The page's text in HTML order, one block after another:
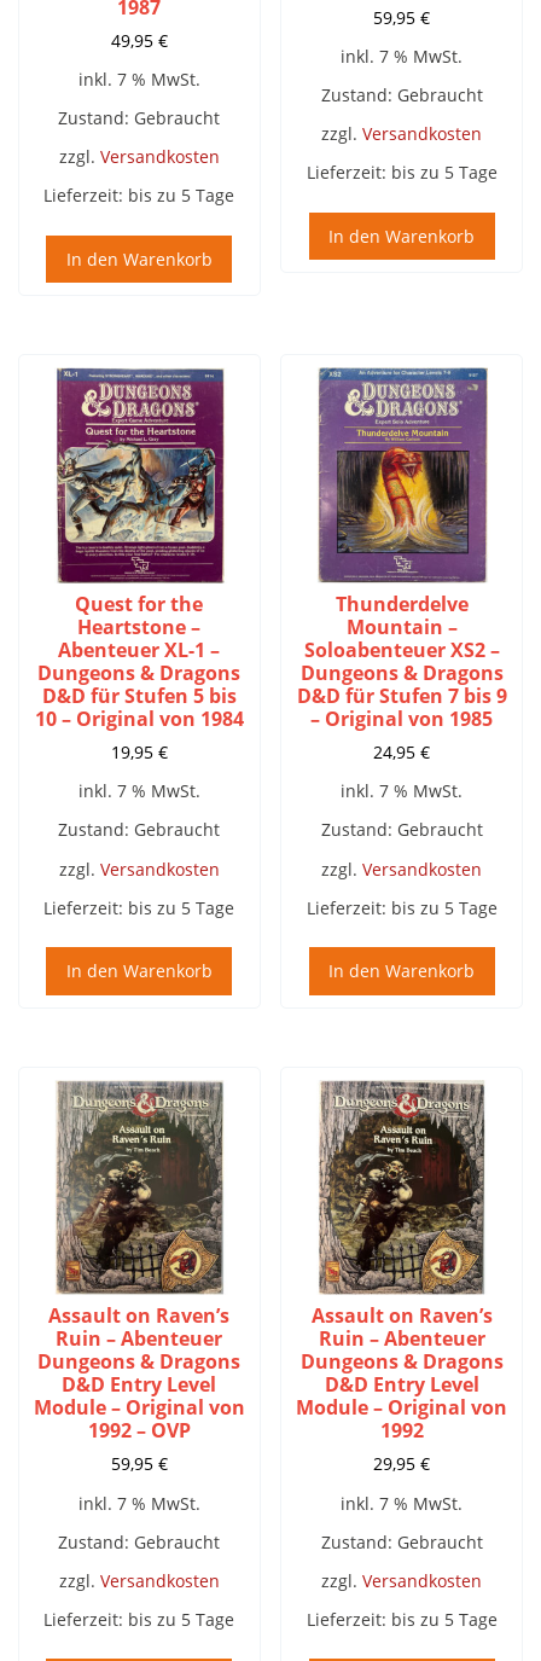
1987
49,95 €
inkl. 7 % MwSt.
Zustand: Gebraucht
zzgl. Versandkosten
Lieferzeit: bis zu 5 Tage
In den Warenkorb
59,95€
inkl. 7 % MwSt.
Zustand: Gebraucht
zzgl.Versandkosten
Lieferzeit: bis zu 5 Tage
In den Warenkorb
Quest for the
Heartstone –
Abenteuer XL-1 –
Dungeons & Dragons
D&D für Stufen 5 bis
10 – Original von 1984
19,95 €
inkl. 7 % MwSt.
Zustand: Gebraucht
zzgl. Versandkosten
Lieferzeit: bis zu 5 Tage
In den Warenkorb
Thunderdelve
Mountain –
Soloabenteuer XS2 –
Dungeons & Dragons
D&D für Stufen 7 bis 9
– Original von 1985
24,95€
inkl. 7 % MwSt.
Zustand: Gebraucht
zzgl.Versandkosten
Lieferzeit: bis zu 5 Tage
In den Warenkorb
Assault on Raven’s
Ruin – Abenteuer
Dungeons & Dragons
D&D Entry Level
Module – Original von
1992 – OVP
59,95 €
inkl. 7 % MwSt.
Zustand: Gebraucht
zzgl. Versandkosten
Lieferzeit: bis zu 5 Tage
Assault on Raven’s
Ruin – Abenteuer
Dungeons & Dragons
D&D Entry Level
Module – Original von
1992
29,95€
inkl. 7 % MwSt.
Zustand: Gebraucht
zzgl.Versandkosten
Lieferzeit: bis zu 5 Tage